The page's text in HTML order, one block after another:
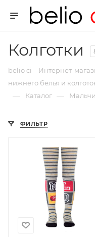
Колготки
belio ci – Интернет-
нижнего белья и
— Каталог —
ФИЛЬТР